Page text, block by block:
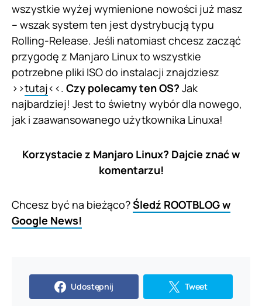
wszystkie wyżej wymienione nowości już masz
– wszak system ten jest dystrybucją typu
Rolling-Release. Jeśli natomiast chcesz zacząć
przygodę z Manjaro Linux to wszystkie
potrzebne pliki ISO do instalacji znajdziesz
>>tutaj<<. Czy polecamy ten OS? Jak
najbardziej! Jest to świetny wybór dla nowego,
jak i zaawansowanego użytkownika Linuxa!
Korzystacie z Manjaro Linux? Dajcie znać w
komentarzu!
Chcesz być na bieżąco?Śledź ROOTBLOG w
Google News!
Udostępnij Tweet